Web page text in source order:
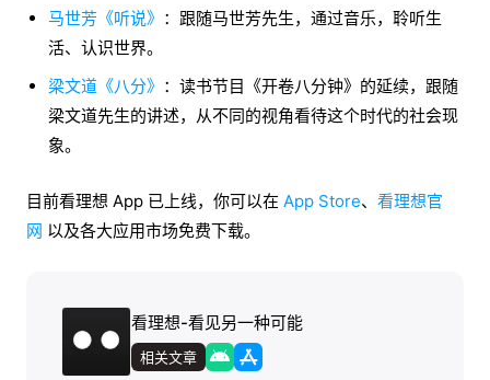
马世芳《听说》 ：跟随马世芳先生，通过音乐，聆听生
活、认识世界。
梁文道《八分》 ：读书节目《开卷八分钟》的延续，跟随
梁文道先生的讲述，从不同的视角看待这个时代的社会现
象。
目前看理想 App 已上线，你可以在 App Store、 看理想官
网 以及各大应用市场免费下载。
看理想-看见另一种可能
相关文章